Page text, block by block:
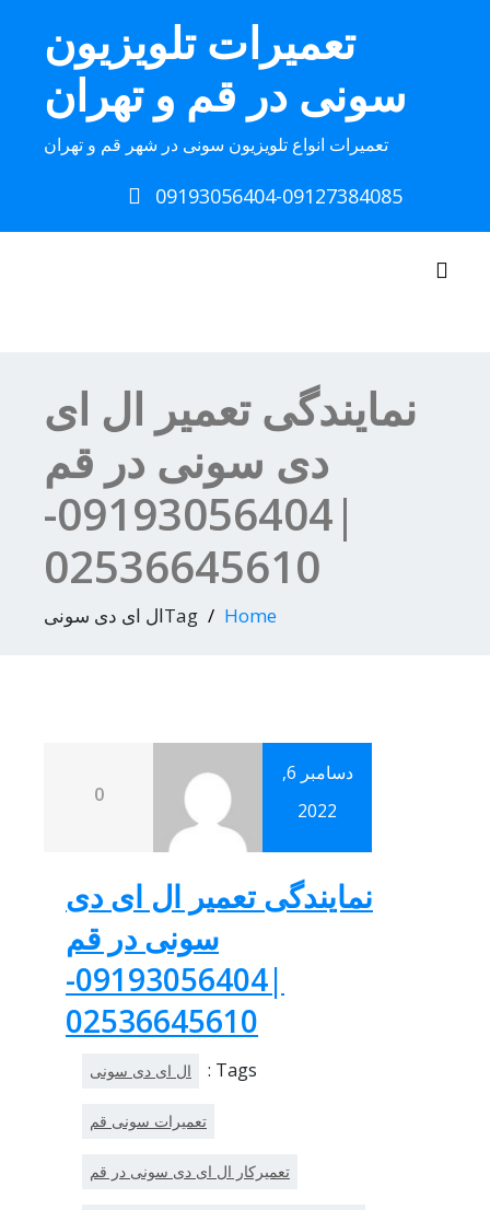
تعمیرات تلویزیون
سونی در قم و تهران
تعمیرات انواع تلویزیون سونی در شهر قم و تهران
09193056404-09127384085
Toggle navigation
نمایندگی تعمیر ال ای
دی سونی در قم
|09193056404-
02536645610
Home Tagال ای دی سونی
دسامبر 6,
2022
0
نمایندگی تعمیر ال ای دی
سونی در قم
|09193056404-
02536645610
Tags : ال ای دی سونی
تعمیرات سونی قم
تعمیرکار ال ای دی سونی در قم